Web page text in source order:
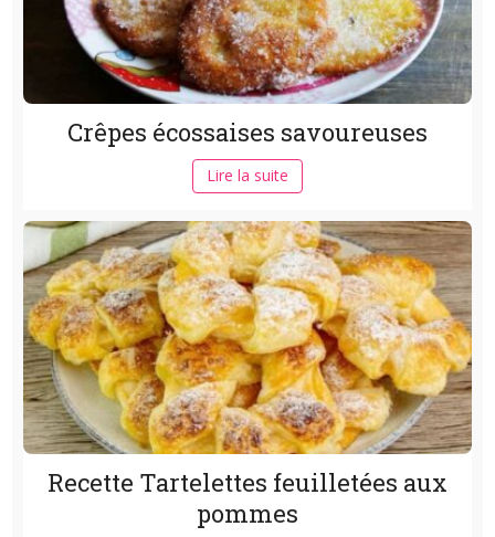
Crêpes écossaises savoureuses
Lire la suite
Recette Tartelettes feuilletées aux
pommes